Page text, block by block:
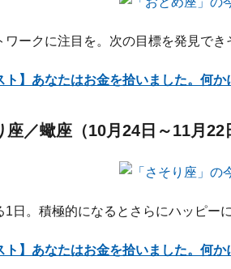
ワークに注目を。次の目標を発見でき
ト】あなたはお金を拾いました。何か
座／蠍座（10月24日～11月22
1日。積極的になるとさらにハッピーに
ト】あなたはお金を拾いました。何か